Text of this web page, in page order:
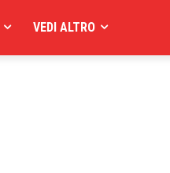
VEDI ALTRO